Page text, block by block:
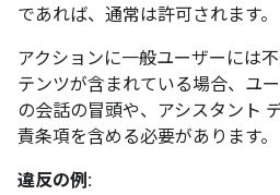
であれば、通常は許可されます。
アクションに一般ユーザーには
テンツが含まれている場合、ユ
の会話の冒頭や、アシスタント
責条項を含める必要があります。
違反の例: